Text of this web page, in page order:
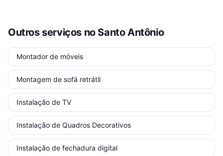
Outros serviços no Santo Antônio
Montador de móveis
Montagem de sofá retrátil
Instalação de TV
Instalação de Quadros Decorativos
Instalação de fechadura digital